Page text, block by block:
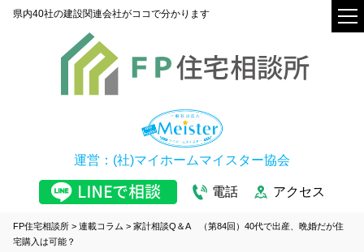
県内40社の建設関連会社がココで分かります
運営：(社)マイホームマイスター協会
電話 アクセス
FP住宅相談所 > 連載コラム > 家計相談Q＆A （第84回）40代で出産、晩婚だが住
宅購入は可能？